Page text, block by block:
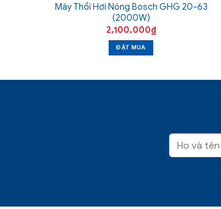
Máy Thổi Hơi Nóng Bosch GHG 20-63
(2000W)
2,100,000₫
ĐẶT MUA